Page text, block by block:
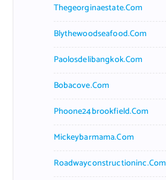
Thegeorginaestate.com
Blythewoodseafood.com
Paolosdelibangkok.com
Bobacove.com
Phoone24brookfield.com
Mickeybarmama.com
Roadwayconstructioninc.com